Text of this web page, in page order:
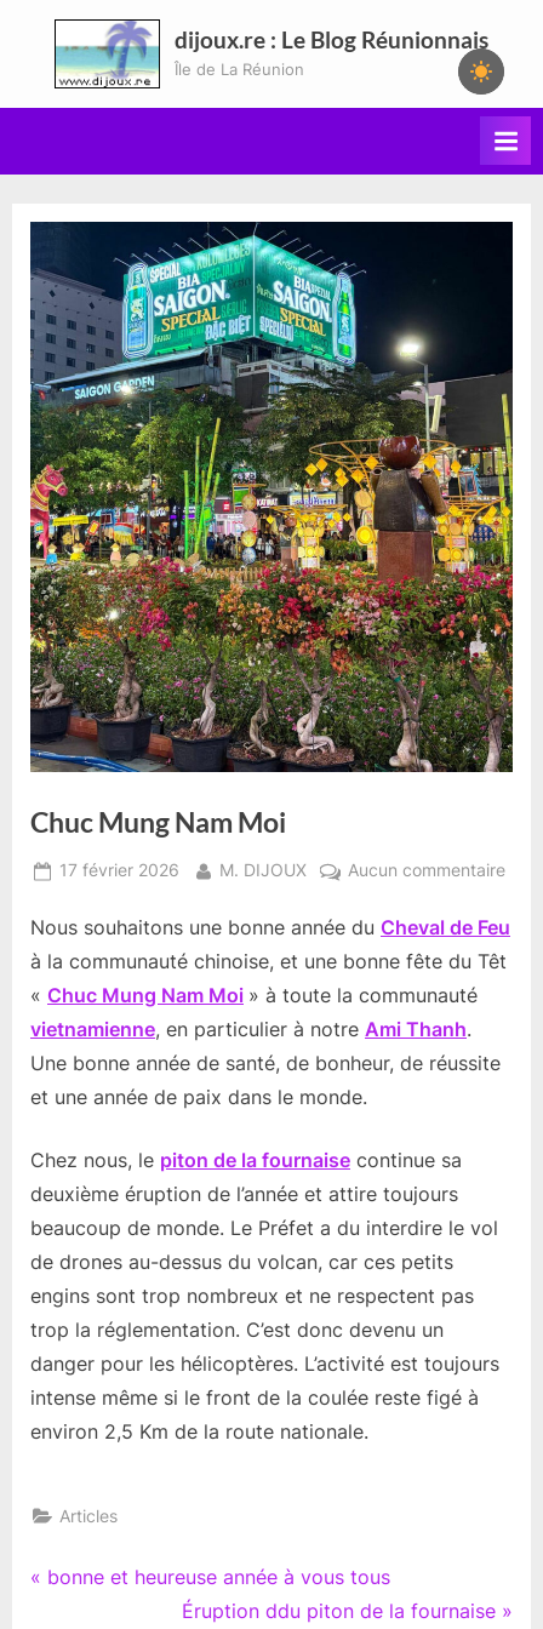
content
dijoux.re : Le Blog Réunionnais
Île de La Réunion
Chuc Mung Nam Moi
Posted
17 février 2026 By
M. DIJOUX Aucun commentairesur
Nam
Nous souhaitons une bonne année du Cheval de Feu
à la communauté chinoise, et une bonne fête du Têt
« Chuc Mung Nam Moi » à toute la communauté
vietnamienne, en particulier à notre Ami Thanh.
Une bonne année de santé, de bonheur, de réussite
et une année de paix dans le monde.
Chez nous, le piton de la fournaise continue sa
deuxième éruption de l’année et attire toujours
beaucoup de monde. Le Préfet a du interdire le vol
de drones au-dessus du volcan, car ces petits
engins sont trop nombreux et ne respectent pas
trop la réglementation. C’est donc devenu un
danger pour les hélicoptères. L’activité est toujours
intense même si le front de la coulée reste figé à
environ 2,5 Km de la route nationale.
Articles
Navigation
P
bonne et heureuse année à vous tous
N
Éruption ddu piton de la fournaise